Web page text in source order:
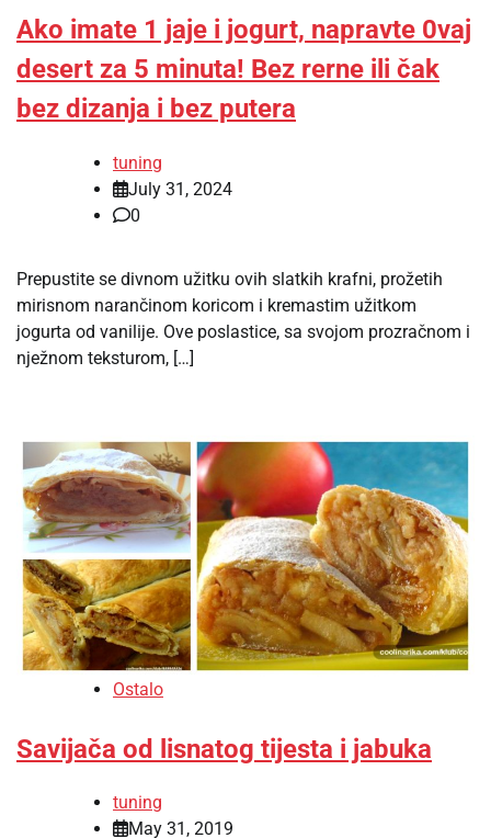
Ako imate 1 jaje i jogurt, napravte 0vaj
desert za 5 minuta! Bez rerne ili čak
bez dizanja i bez putera
tuning
July 31, 2024
0
Prepustite se divnom užitku ovih slatkih krafni, prožetih
mirisnom narančinom koricom i kremastim užitkom
jogurta od vanilije. Ove poslastice, sa svojom prozračnom i
nježnom teksturom, […]
Ostalo
Savijača od lisnatog tijesta i jabuka
tuning
May 31, 2019